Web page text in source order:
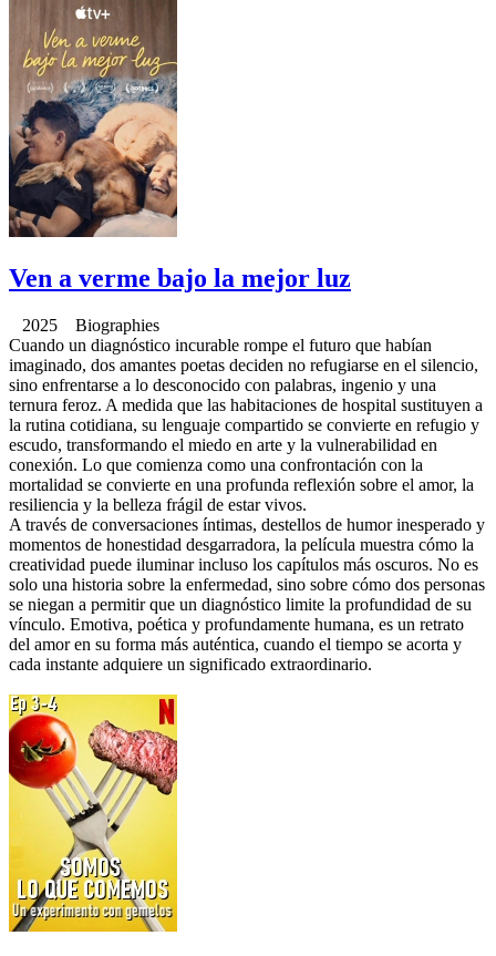
Ven a verme bajo la mejor luz
2025 Biographies
Cuando un diagnóstico incurable rompe el futuro que habían
imaginado, dos amantes poetas deciden no refugiarse en el silencio,
sino enfrentarse a lo desconocido con palabras, ingenio y una
ternura feroz. A medida que las habitaciones de hospital sustituyen a
la rutina cotidiana, su lenguaje compartido se convierte en refugio y
escudo, transformando el miedo en arte y la vulnerabilidad en
conexión. Lo que comienza como una confrontación con la
mortalidad se convierte en una profunda reflexión sobre el amor, la
resiliencia y la belleza frágil de estar vivos.
A través de conversaciones íntimas, destellos de humor inesperado y
momentos de honestidad desgarradora, la película muestra cómo la
creatividad puede iluminar incluso los capítulos más oscuros. No es
solo una historia sobre la enfermedad, sino sobre cómo dos personas
se niegan a permitir que un diagnóstico limite la profundidad de su
vínculo. Emotiva, poética y profundamente humana, es un retrato
del amor en su forma más auténtica, cuando el tiempo se acorta y
cada instante adquiere un significado extraordinario.